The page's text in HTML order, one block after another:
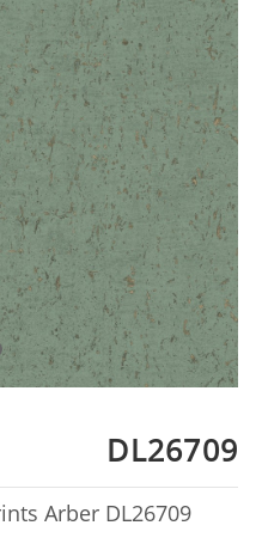
DL26709
Arber DL26709